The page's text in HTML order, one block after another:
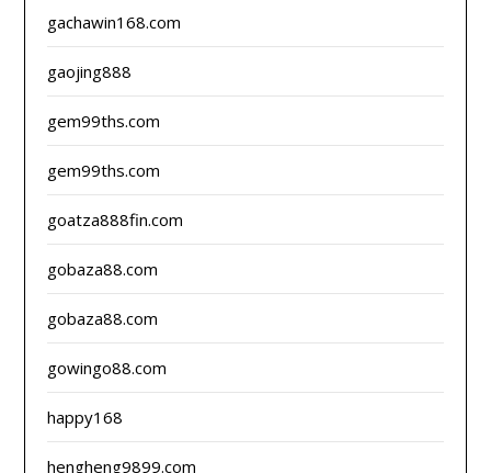
gachawin168.com
gaojing888
gem99ths.com
gem99ths.com
goatza888fin.com
gobaza88.com
gobaza88.com
gowingo88.com
happy168
hengheng9899.com